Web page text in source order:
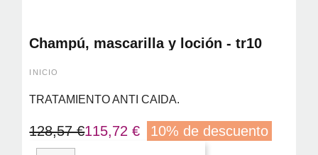
Champú, mascarilla y loción - tr10
INICIO
TRATAMIENTO ANTI CAIDA.
128,57 €115,72 € 10% de descuento